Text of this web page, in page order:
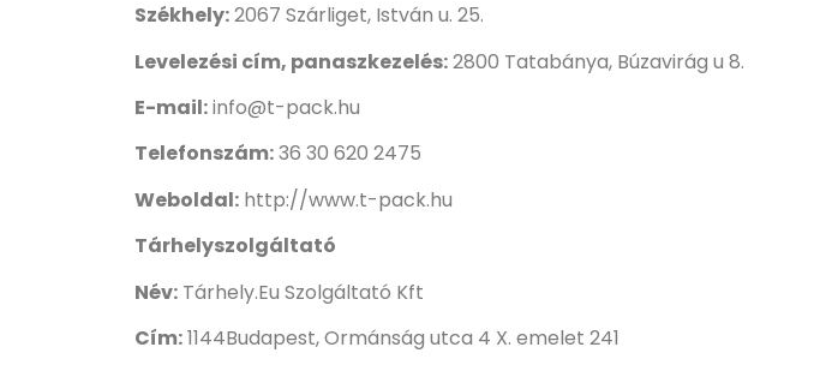
Székhely:2067 Szárliget, István u. 25.
Levelezési cím, panaszkezelés:2800 Tatabánya, Búzavirág u 8.
E-mail:info@t-pack.hu
Telefonszám:36 30 620 2475
Weboldal: http://www.t-pack.hu
Tárhelyszolgáltató
Név: Tárhely.Eu Szolgáltató Kft
Cím:1144Budapest, Ormánság utca 4 X. emelet 241